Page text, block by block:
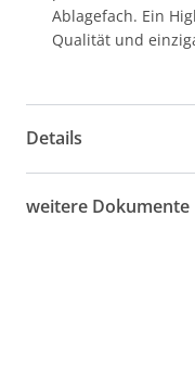
Ablagefach. Ein
Qualität und
Details
weitere Dokumente